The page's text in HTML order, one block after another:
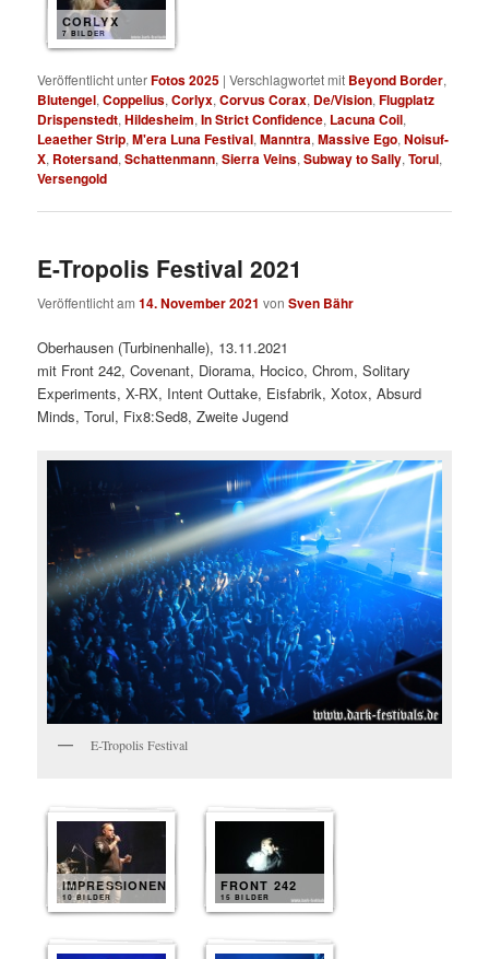
CORLYX
7 BILDER
Veröffentlicht unterFotos 2025 |Verschlagwortet mit Beyond Border,
Blutengel,Coppelius,Corlyx,Corvus Corax, De/Vision,Flugplatz
Drispenstedt,Hildesheim,In Strict Confidence, Lacuna Coil,
Leaether Strip,M'era Luna Festival,Manntra,Massive Ego,Noisuf-
X, Rotersand,Schattenmann,Sierra Veins,Subway to Sally,Torul,
Versengold
E-Tropolis Festival 2021
Veröffentlicht am14. November 2021 vonSven Bähr
Oberhausen (Turbinenhalle), 13.11.2021
mit Front 242, Covenant, Diorama, Hocico, Chrom, Solitary
Experiments, X-RX, Intent Outtake, Eisfabrik, Xotox, Absurd
Minds, Torul, Fix8:Sed8, Zweite Jugend
E-Tropolis Festival
IMPRESSIONEN
10 BILDER
FRONT 242
15 BILDER